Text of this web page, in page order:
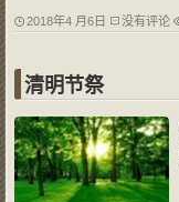
2018年4 月6日 没有评论
清明节祭